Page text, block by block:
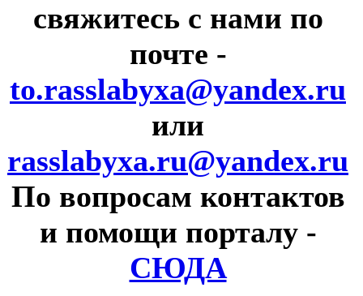
свяжитесь с нами по
почте -
to.rasslabyxa@yandex.ru
или
rasslabyxa.ru@yandex.ru
По вопросам контактов
и помощи порталу -
СЮДА